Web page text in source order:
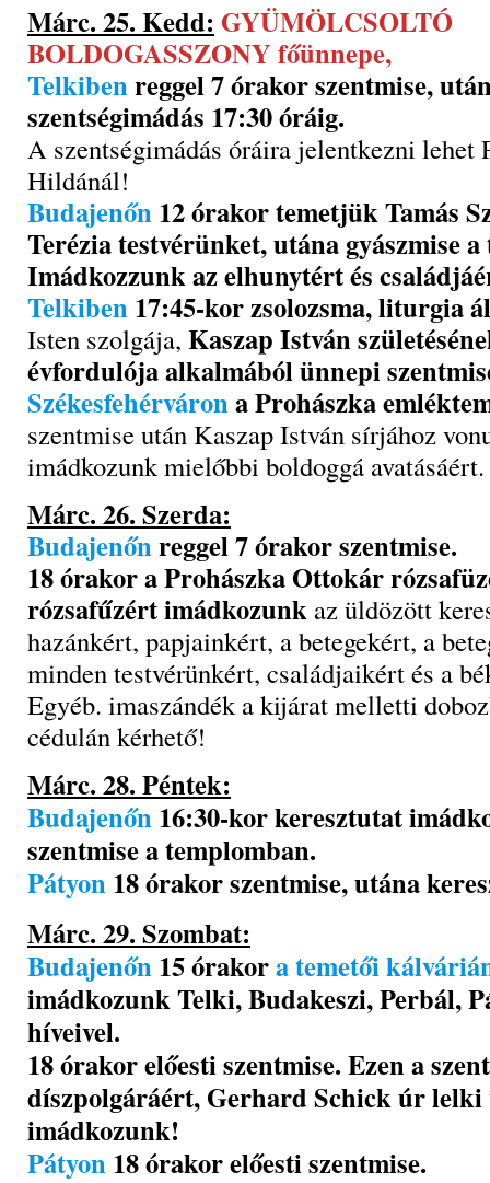
Márc. 25. Kedd: GYÜMÖLCSOLTÓ
BOLDOGASSZONY főünnepe,
Telkibenreggel 7 órakor szentmise,
szentségimádás 17:30 óráig.
A szentségimádás óráira jelentkezni lehet
Hildánál!
Budajenőn 12 órakor temetjük Tamás
Terézia testvérünket, utána gyászmise
Imádkozzunk az elhunytért és
Telkiben 17:45-kor zsolozsma, liturgia
Isten szolgája, Kaszap István
évfordulója alkalmából ünnepi
Székesfehérvárona Prohászka
szentmise után Kaszap István sírjához
imádkozunk mielőbbi boldoggá avatásáért.
Márc. 26. Szerda:
Budajenőnreggel 7 órakor szentmise.
18 órakor a Prohászka Ottokár
rózsafűzért imádkozunk az üldözött
hazánkért, papjainkért, a betegekért, a
minden testvérünkért, családjaikért és a
Egyéb. imaszándék a kijárat melletti
cédulán kérhető!
Márc. 28. Péntek:
Budajenőn 16:30-kor keresztutat
szentmise a templomban.
Pátyon 18 órakor szentmise, utána
Márc. 29. Szombat:
Budajenőn 15 órakora temetői
imádkozunk Telki, Budakeszi, Perbál,
híveivel.
18 órakor előesti szentmise. Ezen a
díszpolgáráért, Gerhard Schick úr lelki
imádkozunk!
Pátyon 18 órakor előesti szentmise.